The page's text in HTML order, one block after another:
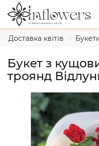
Доставка квітів
Букет з
троянд